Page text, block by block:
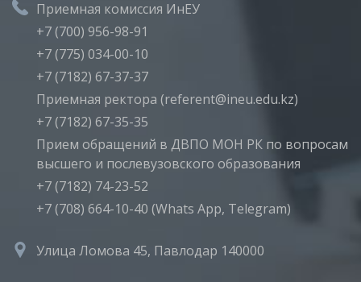
Приемная комиссия ИнЕУ
+7 (700) 956-98-91
+7 (775) 034-00-10
+7 (7182) 67-37-37
Приемная ректора (referent@ineu.edu.kz)
+7 (7182) 67-35-35
Прием обращений в ДВПО МОН РК по вопросам
высшего и послевузовского образования
+7 (7182) 74-23-52
+7 (708) 664-10-40 (Whats App, Telegram)
Улица Ломова 45, Павлодар 140000